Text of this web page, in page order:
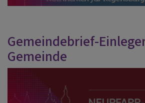
Gemeindebrief-
Gemeinde